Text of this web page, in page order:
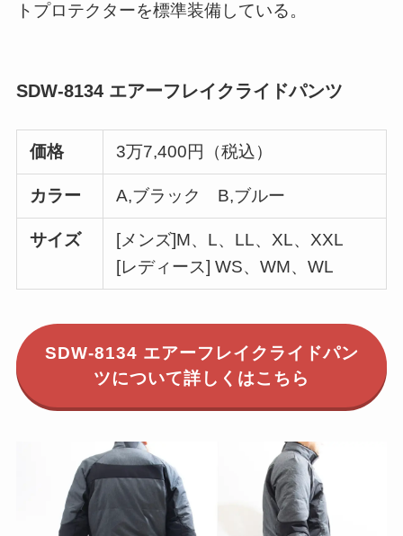
トプロテクターを標準装備している。
SDW-8134 エアーフレイクライドパンツ
価格 3万7,400円（税込）
カラー A,ブラック B,ブルー
サイズ
[メンズ]M、L、LL、XL、XXL
[レディース] WS、WM、WL
SDW-8134 エアーフレイクライドパン
ツについて詳しくはこちら